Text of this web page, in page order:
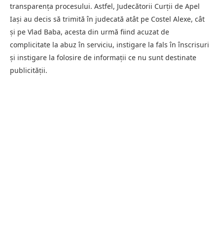
transparența procesului. Astfel, Judecătorii Curții de Apel
Iași au decis să trimită în judecată atât pe Costel Alexe, cât
și pe Vlad Baba, acesta din urmă fiind acuzat de
complicitate la abuz în serviciu, instigare la fals în înscrisuri
și instigare la folosire de informații ce nu sunt destinate
publicității.